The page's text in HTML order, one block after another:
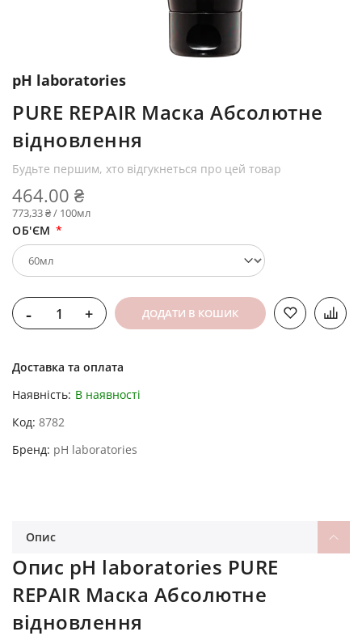
pH laboratories
PURE REPAIR Маска Абсолютне
відновлення
Будьте першим, хто відгукнеться про цей товар
464.00 ₴
773,33 ₴ / 100мл
ОБ'ЄМ
- + ДОДАТИ В КОШИК
Доставка та оплата
Наявність: В наявності
Код 8782
Бренд pH laboratories
Опис
Опис pH laboratories PURE
REPAIR Маска Абсолютне
відновлення